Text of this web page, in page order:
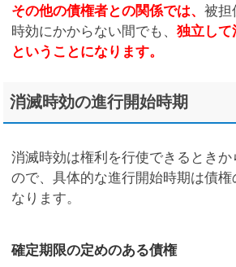
その他の債権者との関係では、被担
時効にかからない間でも、独立して
ということになります。
消滅時効の進行開始時期
消滅時効は権利を行使できるとき
ので、具体的な進行開始時期は債
なります。
確定期限の定めのある債権